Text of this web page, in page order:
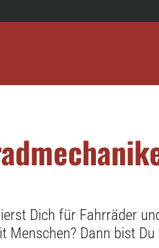
Dich für Fahrräder
Menschen? Dann bist